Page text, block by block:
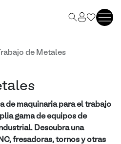
Trabajo de Metales
de maquinaria para el trabajo
gama de equipos de
Descubra una
fresadoras, tornos y otras